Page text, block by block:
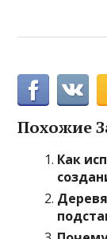
Похожие
Как